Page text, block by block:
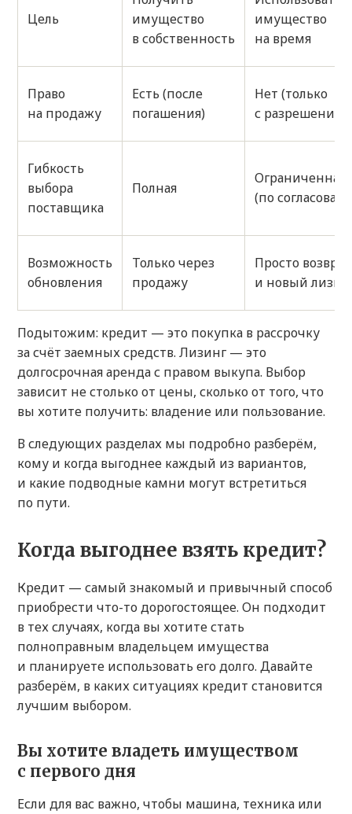
Цель
имущество
в собственность
имущество
на время
Право
на продажу
Есть (после
погашения)
Нет (только
с разрешения)
Гибкость
выбора
поставщика
Полная
Ограниченная
(по
Возможность
обновления
Только через
продажу
Просто возврат
и новый
Подытожим: кредит — это покупка в рассрочку
за счёт заемных средств. Лизинг — это
долгосрочная аренда с правом выкупа. Выбор
зависит не столько от цены, сколько от того, что
вы хотите получить: владение или пользование.
В следующих разделах мы подробно разберём,
кому и когда выгоднее каждый из вариантов,
и какие подводные камни могут встретиться
по пути.
Когда выгоднее взять кредит?
Кредит — самый знакомый и привычный способ
приобрести что-то дорогостоящее. Он подходит
в тех случаях, когда вы хотите стать
полноправным владельцем имущества
и планируете использовать его долго. Давайте
разберём, в каких ситуациях кредит становится
лучшим выбором.
Вы хотите владеть имуществом
с первого дня
Если для вас важно, чтобы машина, техника или